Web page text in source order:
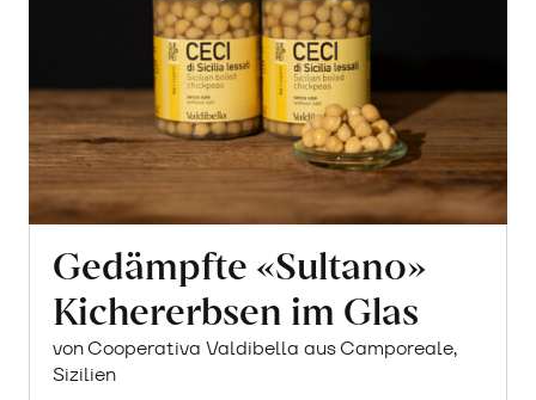
Gedämpfte «Sultano»
Kichererbsen im Glas
von Cooperativa Valdibella aus Camporeale,
Sizilien